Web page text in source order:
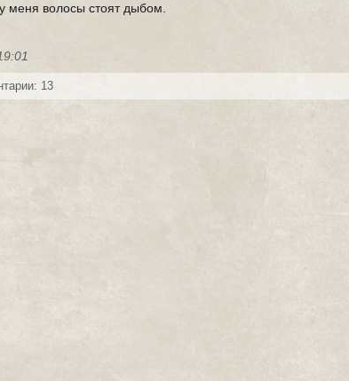
меня волосы стоят дыбом.
13